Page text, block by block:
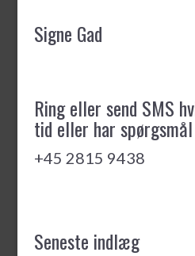
Signe Gad
Ring eller send SMS
tid eller har spørgsmål
+45 2815 9438
Seneste indlæg